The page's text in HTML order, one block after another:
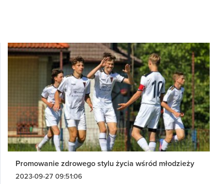
Promowanie zdrowego stylu życia wśród młodzieży
2023-09-27 09:51:06